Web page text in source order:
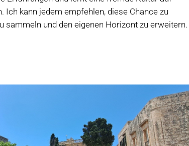
Ich kann jedem empfehlen, diese Chance zu
sammeln und den eigenen Horizont zu erweitern.